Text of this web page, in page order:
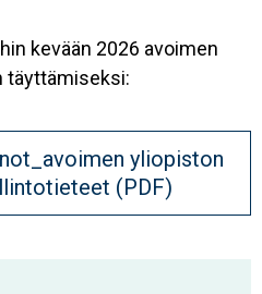
kevään 2026 avoimen
täyttämiseksi:
yliopiston
(PDF)